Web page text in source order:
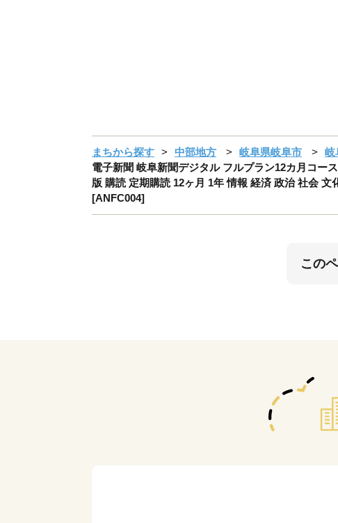
まちから探す 中部地方 岐阜県岐阜市
岐
電子新聞 岐阜新聞デジタル フルプラン12カ月コー
版 購読 定期購読 12ヶ月 1年 情報 経済 政治 社会
[ANFC004]
この